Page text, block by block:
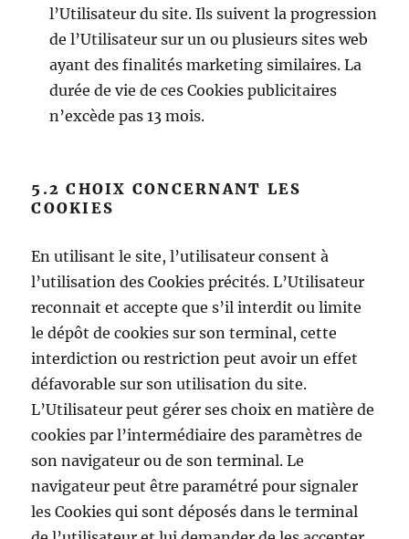
l’Utilisateur du site. Ils suivent la progression
de l’Utilisateur sur un ou plusieurs sites web
ayant des finalités marketing similaires. La
durée de vie de ces Cookies publicitaires
n’excède pas 13 mois.
5.2 CHOIX CONCERNANT LES
COOKIES
En utilisant le site, l’utilisateur consent à
l’utilisation des Cookies précités. L’Utilisateur
reconnait et accepte que s’il interdit ou limite
le dépôt de cookies sur son terminal, cette
interdiction ou restriction peut avoir un effet
défavorable sur son utilisation du site.
L’Utilisateur peut gérer ses choix en matière de
cookies par l’intermédiaire des paramètres de
son navigateur ou de son terminal. Le
navigateur peut être paramétré pour signaler
les Cookies qui sont déposés dans le terminal